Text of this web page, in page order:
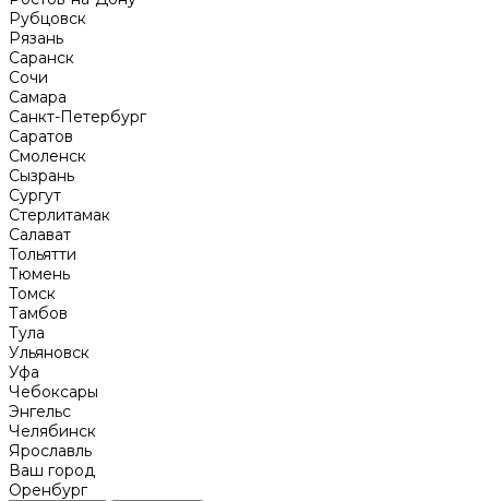
Рубцовск
Рязань
Саранск
Сочи
Самара
Санкт-Петербург
Саратов
Смоленск
Сызрань
Сургут
Стерлитамак
Салават
Тольятти
Тюмень
Томск
Тамбов
Тула
Ульяновск
Уфа
Чебоксары
Энгельс
Челябинск
Ярославль
Ваш город
Оренбург